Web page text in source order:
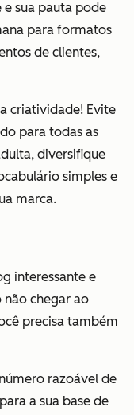
sua pauta pode
para formatos
de clientes,
criatividade! Evite
para todas as
diversifique
simples e
marca.
interessante e
não chegar ao
precisa também
razoável de
a sua base de